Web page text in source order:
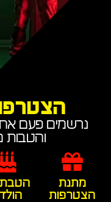
נרשמים פעם
והטבות
הטבת
מתנת
הצטרפות